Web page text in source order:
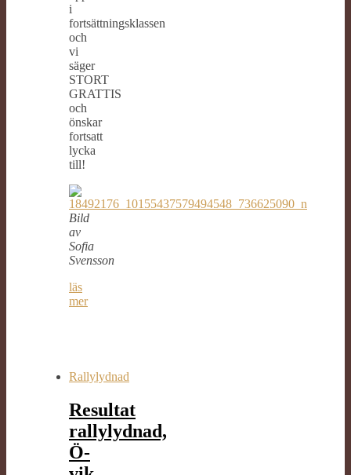
i
fortsättningsklassen
och
vi
säger
STORT
GRATTIS
och
önskar
fortsatt
lycka
till!
Bild
av
Sofia
Svensson
läs
mer
Rallylydnad
Resultat
rallylydnad,
Ö-